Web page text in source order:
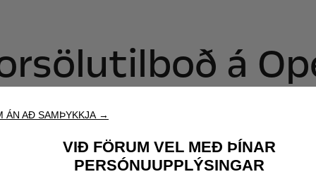
á
á Opel Movano rafsendibílnum. Kaupendum
á Opel Movano sem er yfir 3,5 tonn að heildarþyngd
kr. og getur styrkurinn þá verið allt en 33% af
ÁN AÐ SAMÞYKKJA →
VIÐ FÖRUM VEL MEÐ ÞÍNAR
PERSÓNUUPPLÝSINGAR